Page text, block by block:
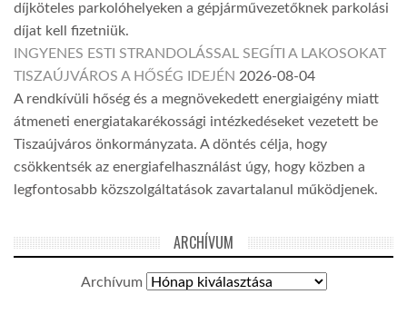
díjköteles parkolóhelyeken a gépjárművezetőknek parkolási
díjat kell fizetniük.
INGYENES ESTI STRANDOLÁSSAL SEGÍTI A LAKOSOKAT
TISZAÚJVÁROS A HŐSÉG IDEJÉN 2026-08-04
A rendkívüli hőség és a megnövekedett energiaigény miatt
átmeneti energiatakarékossági intézkedéseket vezetett be
Tiszaújváros önkormányzata. A döntés célja, hogy
csökkentsék az energiafelhasználást úgy, hogy közben a
legfontosabb közszolgáltatások zavartalanul működjenek.
ARCHÍVUM
Archívum